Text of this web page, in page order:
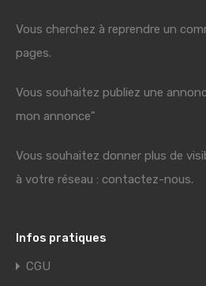
Vous cherchez à reprendre un
pages.
Vous souhaitez publiez une
mon annonce"
Vous souhaitez donner plus de
à votre réseau : contactez-nous.
Infos pratiques
CGU